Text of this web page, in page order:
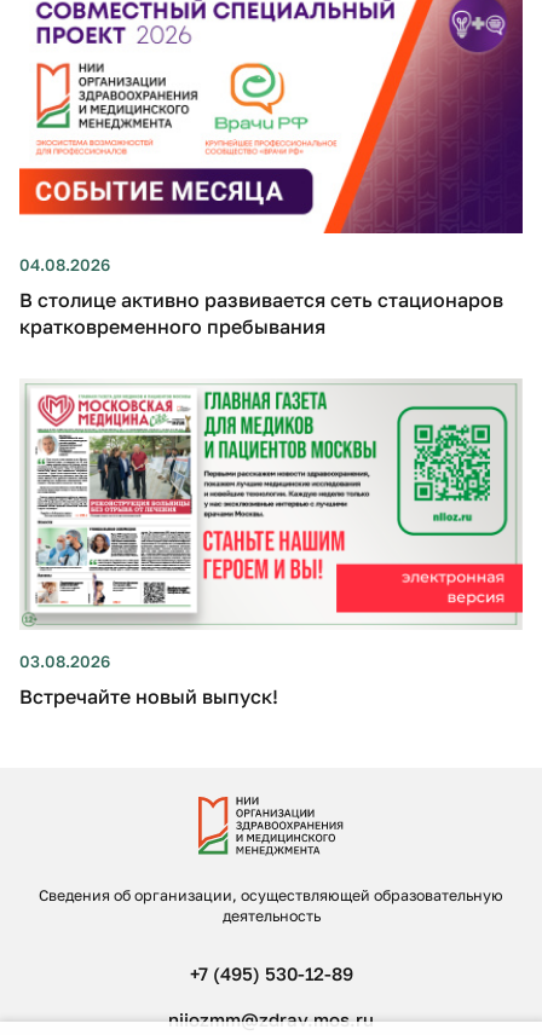
04.08.2026
В столице активно развивается сеть стационаров
кратковременного пребывания
03.08.2026
Встречайте новый выпуск!
Сведения об организации, осуществляющей образовательную
деятельность
+7 (495) 530-12-89
niiozmm@zdrav.mos.ru